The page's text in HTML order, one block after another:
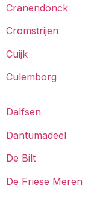
Cranendonck
Cromstrijen
Cuijk
Culemborg
Dalfsen
Dantumadeel
De Bilt
De Friese Meren